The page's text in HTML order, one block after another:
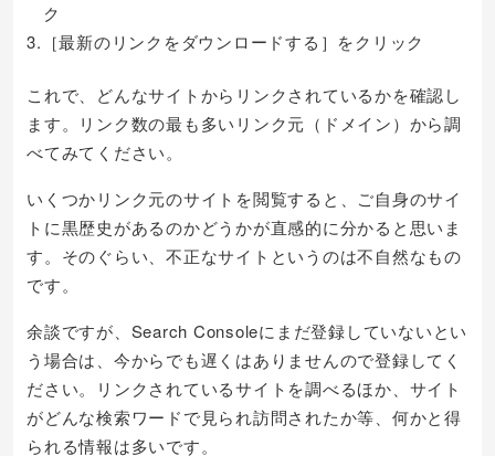
ク
3.［最新のリンクをダウンロードする］をクリック
これで、どんなサイトからリンクされているかを確認し
ます。リンク数の最も多いリンク元（ドメイン）から調
べてみてください。
いくつかリンク元のサイトを閲覧すると、ご自身のサイ
トに黒歴史があるのかどうかが直感的に分かると思いま
す。そのぐらい、不正なサイトというのは不自然なもの
です。
余談ですが、Search Consoleにまだ登録していないとい
う場合は、今からでも遅くはありませんので登録してく
ださい。リンクされているサイトを調べるほか、サイト
がどんな検索ワードで見られ訪問されたか等、何かと得
られる情報は多いです。